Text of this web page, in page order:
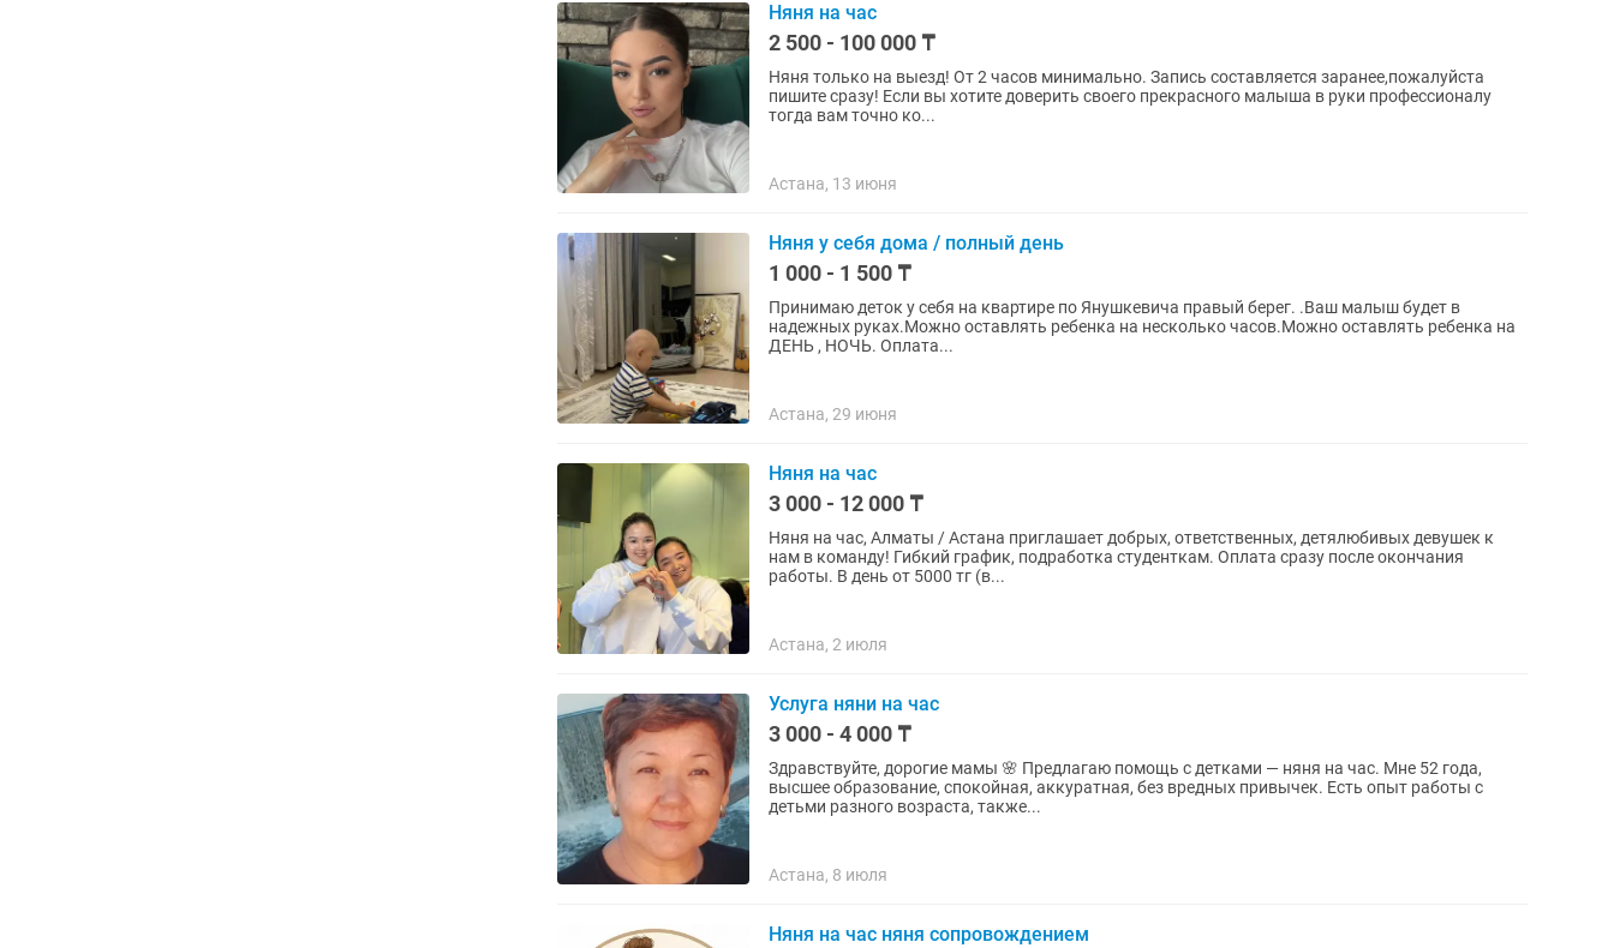
Няня на час
2 500 - 100 000 ₸
Няня только на выезд! От 2 часов минимально. Запись составляется заранее,пожалуйста
пишите сразу! Если вы хотите доверить своего прекрасного малыша в руки профессионалу
тогда вам точно ко...
Астана, 13 июня
Няня у себя дома / полный день
1 000 - 1 500 ₸
Принимаю деток у себя на квартире по Янушкевича правый берег. .Ваш малыш будет в
надежных руках.Можно оставлять ребенка на несколько часов.Можно оставлять ребенка на
ДЕНЬ , НОЧЬ. Оплата...
Астана, 29 июня
Няня на час
3 000 - 12 000 ₸
Няня на час, Алматы / Астана приглашает добрых, ответственных, детялюбивых девушек к
нам в команду! Гибкий график, подработка студенткам. Оплата сразу после окончания
работы. В день от 5000 тг (в...
Астана, 2 июля
Услуга няни на час
3 000 - 4 000 ₸
Здравствуйте, дорогие мамы 🌸 Предлагаю помощь с детками — няня на час. Мне 52 года,
высшее образование, спокойная, аккуратная, без вредных привычек. Есть опыт работы с
детьми разного возраста, также...
Астана, 8 июля
Няня на час няня сопровождением